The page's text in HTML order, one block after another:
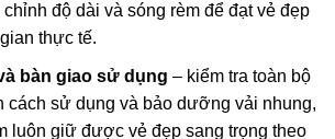
độ dài và sóng rèm để đạt vẻ đẹp
thực tế.
bàn giao sử dụng – kiểm tra toàn bộ
cách sử dụng và bảo dưỡng vải nhung,
luôn giữ được vẻ đẹp sang trọng theo